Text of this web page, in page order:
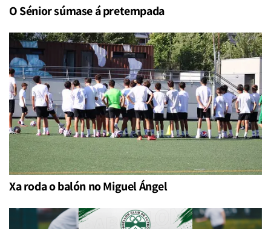
O Sénior súmase á pretempada
Xa roda o balón no Miguel Ángel